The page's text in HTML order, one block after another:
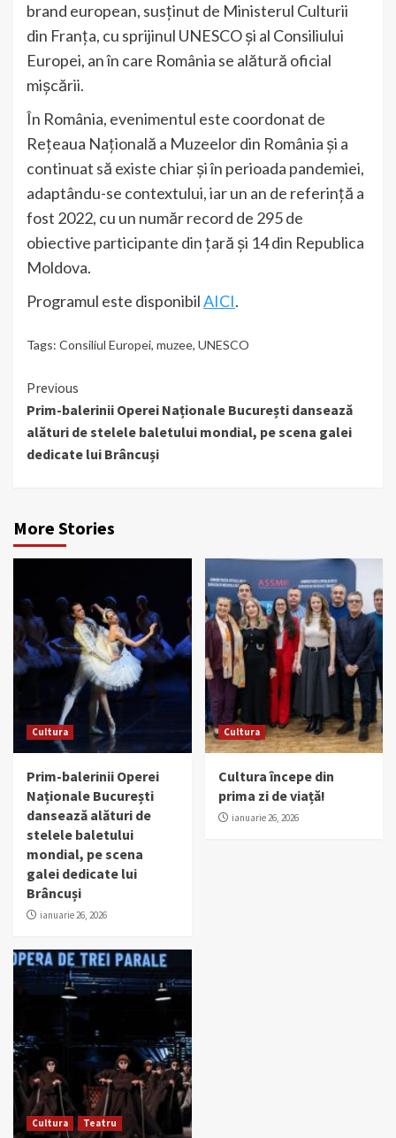
brand european, susținut de Ministerul Culturii
din Franța, cu sprijinul UNESCO și al Consiliului
Europei, an în care România se alătură oficial
mișcării.
În România, evenimentul este coordonat de
Rețeaua Națională a Muzeelor din România și a
continuat să existe chiar și în perioada pandemiei,
adaptându-se contextului, iar un an de referință a
fost 2022, cu un număr record de 295 de
obiective participante din țară și 14 din Republica
Moldova.
Programul este disponibilAICI.
Tags: Consiliul Europei, muzee, UNESCO
Continue
Reading
Previous
Prim-balerinii Operei Naționale București dansează
alături de stelele baletului mondial, pe scena galei
dedicate lui Brâncuși
More Stories
Cultura
Prim-balerinii Operei
Naționale București
dansează alături de
stelele baletului
mondial, pe scena
galei dedicate lui
Brâncuși
ianuarie 26, 2026
Cultura
Cultura începe din
prima zi de viață!
ianuarie 26, 2026
Cultura Teatru